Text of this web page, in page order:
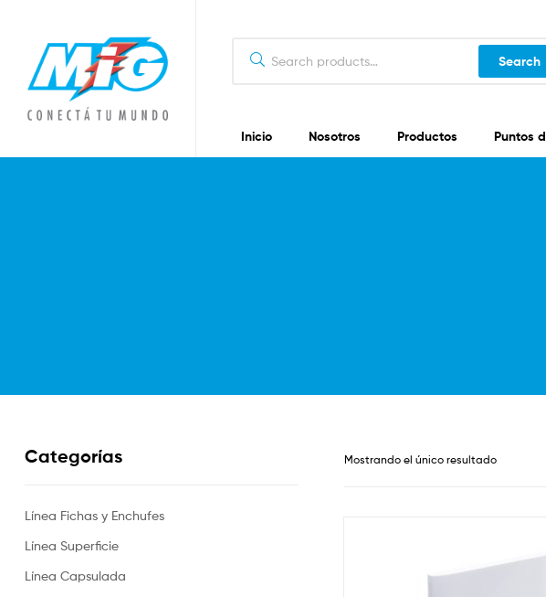
Search
Inicio Nosotros Productos Puntos
Mostrando el único resultado
Categorías
Línea Fichas y Enchufes
Línea Superficie
Línea Capsulada